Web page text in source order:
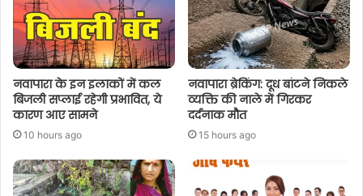
नवापारा के इन इलाकों में कल
बिजली सप्लाई रहेगी प्रभावित, ये
कारण आए सामने
10 hours ago
नवापारा ब्रेकिंग: दूध बांटने निकले
व्यक्ति की नाले में गिरकर
दर्दनाक मौत
15 hours ago